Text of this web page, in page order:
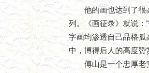
他的画也达到了很高
列。《画征录》就说：
字画均渗透自己品格
中，博得后人的高度赞
傅山是一个忠厚老实